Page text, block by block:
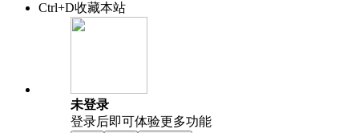
Ctrl+D收藏本站
未登录
登录后即可体验更多功能